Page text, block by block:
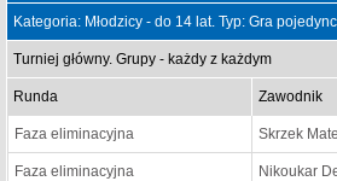
Kategoria: Młodzicy - do 14 lat. Typ: Gra
Turniej główny. Grupy - każdy z każdym
Runda Zawodnik
Faza eliminacyjna Skrzek
Faza eliminacyjna Nikoukar